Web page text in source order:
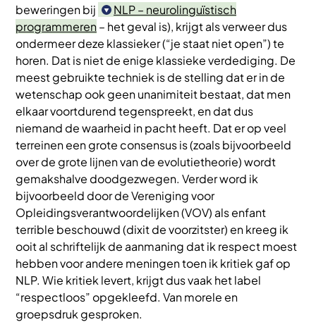
beweringen bij
NLP – neurolinguïstisch
programmeren– het geval is), krijgt als verweer dus
ondermeer deze klassieker (“je staat niet open”) te
horen. Dat is niet de enige klassieke verdediging. De
meest gebruikte techniek is de stelling dat er in de
wetenschap ook geen unanimiteit bestaat, dat men
elkaar voortdurend tegenspreekt, en dat dus
niemand de waarheid in pacht heeft. Dat er op veel
terreinen een grote consensus is (zoals bijvoorbeeld
over de grote lijnen van de evolutietheorie) wordt
gemakshalve doodgezwegen. Verder word ik
bijvoorbeeld door de Vereniging voor
Opleidingsverantwoordelijken (VOV) als enfant
terrible beschouwd (dixit de voorzitster) en kreeg ik
ooit al schriftelijk de aanmaning dat ik respect moest
hebben voor andere meningen toen ik kritiek gaf op
NLP. Wie kritiek levert, krijgt dus vaak het label
“respectloos” opgekleefd. Van morele en
groepsdruk gesproken.